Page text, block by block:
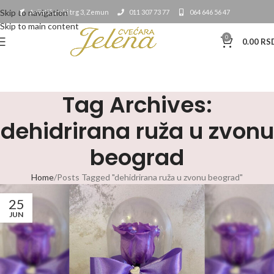
Skip to navigation
Skip to main content
Avijatičarski trg 3, Zemun 011 307 73 77 064 646 56 47
0 0.00
Tag Archives:
dehidrirana ruža u zvonu
beograd
Home Posts Tagged "dehidrirana ruža u zvonu beograd"
25
JUN